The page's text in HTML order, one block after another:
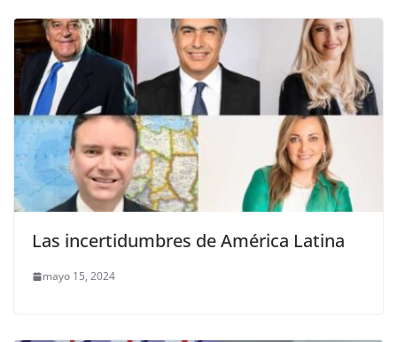
Las incertidumbres de América Latina
mayo 15, 2024